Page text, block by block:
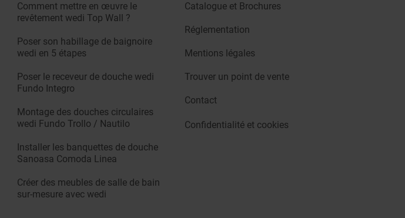
Comment mettre en œuvre le
revêtement wedi Top Wall ?
Poser son habillage de baignoire
wedi en 5 étapes
Poser le receveur de douche wedi
Fundo Integro
Montage des douches circulaires
wedi Fundo Trollo / Nautilo
Installer les banquettes de douche
Sanoasa Comoda Linea
Créer des meubles de salle de bain
sur-mesure avec wedi
Catalogue et Brochures
Réglementation
Mentions légales
Trouver un point de vente
Contact
Confidentialité et cookies